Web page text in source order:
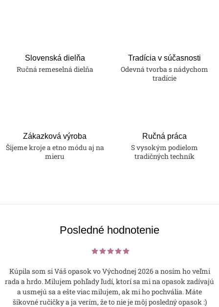
Slovenská dielňa
Ručná remeselná dielňa
Tradícia v súčasnosti
Odevná tvorba s nádychom
tradície
Zákazková výroba
Šijeme kroje a etno módu aj na
mieru
Ručná práca
S vysokým podielom
tradičných techník
Posledné hodnotenie
Kúpila som si Váš opasok vo Východnej 2026 a nosím ho veľmi
rada a hrdo. Milujem pohľady ľudí, ktorí sa mi na opasok zadívajú
a usmejú sa a ešte viac milujem, ak mi ho pochvália. Máte
šikovné ručičky a ja verím, že to nie je môj posledný opasok :)